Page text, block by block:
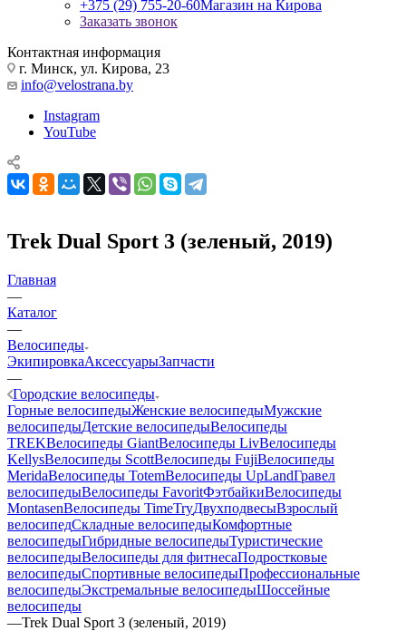
+375 (29) 755-20-60Магазин на Кирова
Заказать звонок
Контактная информация
г. Минск, ул. Кирова, 23
info@velostrana.by
Instagram
YouTube
Trek Dual Sport 3 (зеленый, 2019)
Главная
—
Каталог
—
Велосипеды
ЭкипировкаАксессуарыЗапчасти
—
Городские велосипеды
Горные велосипедыЖенские велосипедыМужские
велосипедыДетские велосипедыВелосипеды
TREKВелосипеды GiantВелосипеды LivВелосипеды
KellysВелосипеды ScottВелосипеды FujiВелосипеды
MeridaВелосипеды TotemВелосипеды UpLandГравел
велосипедыВелосипеды FavoritФэтбайкиВелосипеды
MontasenВелосипеды TimeTryДвухподвесыВзрослый
велосипедСкладные велосипедыКомфортные
велосипедыГибридные велосипедыТуристические
велосипедыВелосипеды для фитнесаПодростковые
велосипедыСпортивные велосипедыПрофессиональные
велосипедыЭкстремальные велосипедыШоссейные
велосипеды
—Trek Dual Sport 3 (зеленый, 2019)